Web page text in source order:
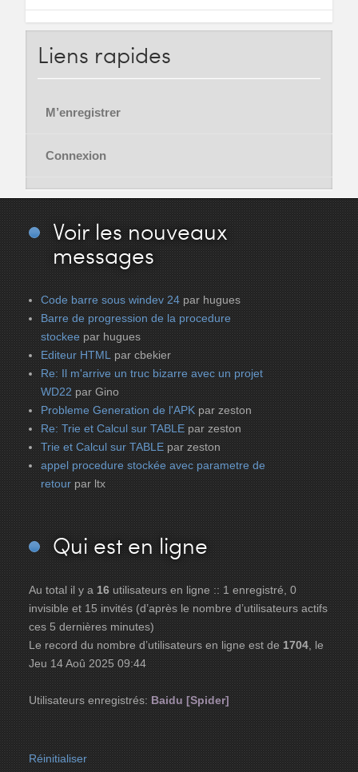
Liens rapides
M’enregistrer
Connexion
Voir les nouveaux
messages
Code barre sous windev 24 par hugues
Barre de progression de la procedure
stockee par hugues
Editeur HTML par cbekier
Re: Il m'arrive un truc bizarre avec un projet
WD22 par Gino
Probleme Generation de l'APK par zeston
Re: Trie et Calcul sur TABLE par zeston
Trie et Calcul sur TABLE par zeston
appel procedure stockée avec parametre de
retour par ltx
Qui est en ligne
Au total il y a 16 utilisateurs en ligne :: 1 enregistré, 0
invisible et 15 invités (d’après le nombre d’utilisateurs actifs
ces 5 dernières minutes)
Le record du nombre d’utilisateurs en ligne est de 1704 , le
Jeu 14 Aoû 2025 09:44
Utilisateurs enregistrés: Baidu [Spider]
Réinitialiser